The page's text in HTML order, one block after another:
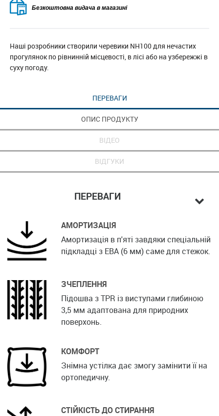
Безкоштовна видача в магазині
Наші розробники створили черевики NH100 для нечастих
прогулянок по рівнинній місцевості, в лісі або на узбережжі в
суху погоду.
ПЕРЕВАГИ
ОПИС ПРОДУКТУ
ВІДЕО
ВІДГУКИ
ПЕРЕВАГИ
АМОРТИЗАЦІЯ
Амортизація в п'яті завдяки спеціальній
підкладці з ЕВА (6 мм) саме для стежок.
ЗЧЕПЛЕННЯ
Підошва з TPR із виступами глибиною
3,5 мм адаптована для природних
поверхонь.
КОМФОРТ
Знімна устілка дає змогу замінити її на
ортопедичну.
СТІЙКІСТЬ ДО СТИРАННЯ